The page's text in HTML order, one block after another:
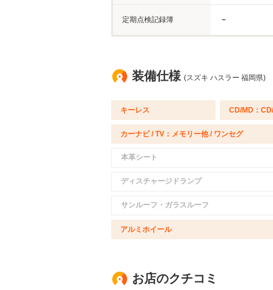
定期点検記録簿 －
装備仕様 (スズキ ハスラー 福岡県)
キーレス CD/MD：
カーナビ / TV：メモリー他 / ワンセグ
本革シート
ディスチャージドランプ
サンルーフ・ガラスルーフ
アルミホイール
お店のクチコミ